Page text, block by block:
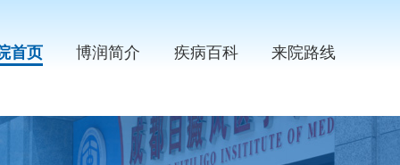
首页 博润简介 疾病百科 来院路线